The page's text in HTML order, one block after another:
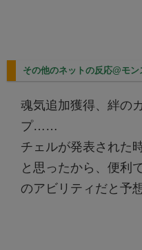
その他のネットの反応@モ
魂気追加獲得、絆の
プ……
チェルが発表された
と思ったから、便利
のアビリティだと予